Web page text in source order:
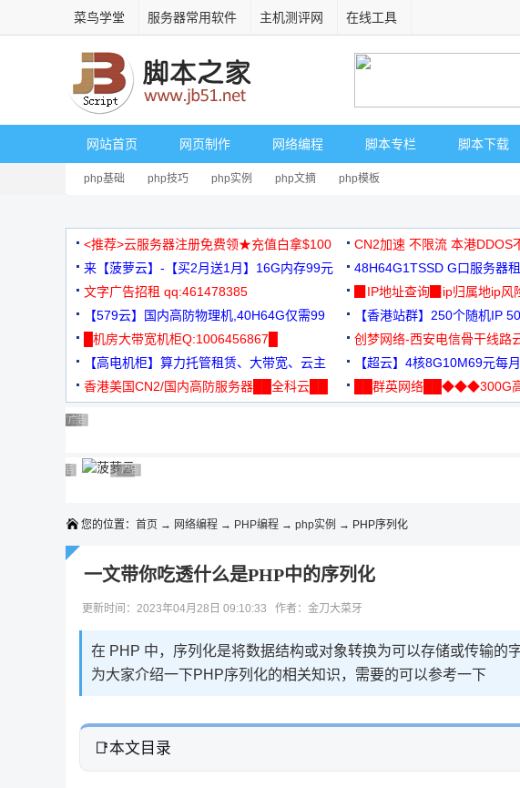
菜鸟学堂 服务器常用软件 主机测评网 在线工具
网站首页 网页制作 网络编程 脚本专栏 脚本下载
php基础 php技巧 php实例 php文摘 php模板
<推荐>云服务器注册免费领★充值白拿$100 CN2加速 不限流 本港DDOS
来【菠萝云】-【买2月送1月】16G内存99元
48H64G1TSSD G口服务器
3000+可免费测试
文字广告招租 qq:461478385
▉IP地址查询▉ip归属地ip风
【579云】国内高防物理机,40H64G仅需99
元
【香港站群】250个随机IP
█机房大带宽机柜Q:1006456867█
创梦网络-西安电信骨干线路
88元/月
【高电机柜】算力托管租赁、大带宽、云主
机
【超云】4核8G10M69元每月
香港美国CN2/国内高防服务器██全科云██
██群英网络██◆◆◆300G
广告 商业广告，理性选择
广告 商业广告，理性选择
广告 商业广告，理性选择
广告 商业广告，理性选择
广告 商业广告，理性选择
广告 商业广告，理性选择
广告 商业广告，理性选择
广告 商业广告，理性选择广告 商业广告，理性选择
广告 商业广告，理性选择
您的位置： 首页 → 网络编程 → PHP编程 → php实例 → PHP序列化
一文带你吃透什么是PHP中的序列化
更新时间：2023年04月28日 09:10:33 作者：金刀大菜牙
在 PHP 中，序列化是将数据结构或对象转换为可以存储或传输的
为大家介绍一下PHP序列化的相关知识，需要的可以参考一下
本文目录